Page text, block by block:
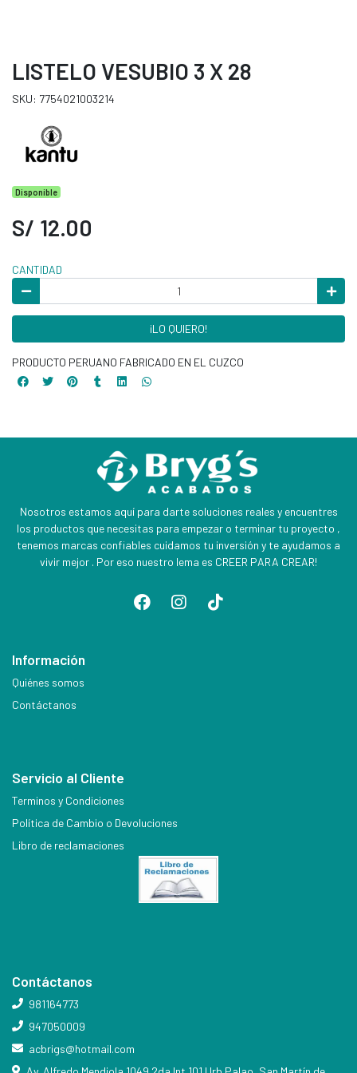
LISTELO VESUBIO 3 X 28
SKU: 7754021003214
Disponible
S/ 12.00
CANTIDAD
¡LO QUIERO!
PRODUCTO PERUANO FABRICADO EN EL CUZCO
Nosotros estamos aquí para darte soluciones reales y encuentres
los productos que necesitas para empezar o terminar tu proyecto ,
tenemos marcas confiables cuidamos tu inversión y te ayudamos a
vivir mejor . Por eso nuestro lema es CREER PARA CREAR!
Información
Quiénes somos
Contáctanos
Servicio al Cliente
Terminos y Condiciones
Política de Cambio o Devoluciones
Libro de reclamaciones
Contáctanos
981164773
947050009
acbrigs@hotmail.com